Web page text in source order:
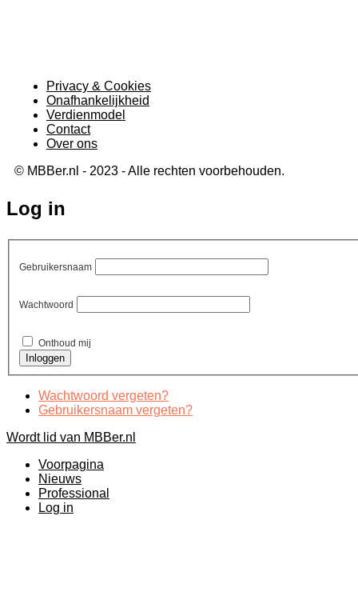
Privacy & Cookies
Onafhankelijkheid
Verdienmodel
Contact
Over ons
© MBBer.nl - 2023 - Alle rechten voorbehouden.
Log in
Gebruikersnaam
Wachtwoord
Onthoud mij
Wachtwoord vergeten?
Gebruikersnaam vergeten?
Wordt lid van MBBer.nl
Voorpagina
Nieuws
Professional
Log in